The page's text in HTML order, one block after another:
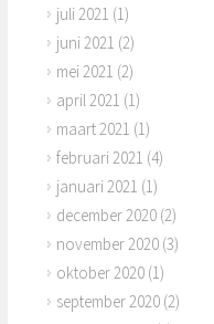
juli 2021 (1)
juni 2021 (2)
mei 2021 (2)
april 2021 (1)
maart 2021 (1)
februari 2021 (4)
januari 2021 (1)
december 2020 (2)
november 2020 (3)
oktober 2020 (1)
september 2020 (2)